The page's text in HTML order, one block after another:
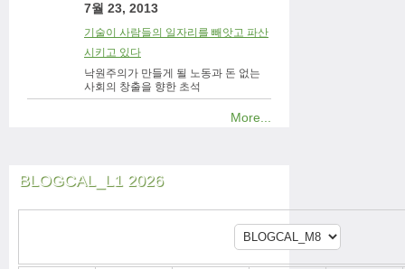
7월 23, 2013
기술이 사람들의 일자리를 빼앗고 파산
시키고 있다
낙원주의가 만들게 될 노동과 돈 없는
사회의 창출을 향한 초석
More...
BLOGCAL_L1 2026